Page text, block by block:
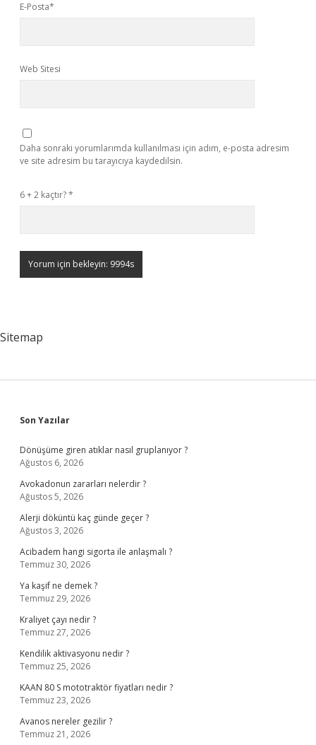
E-Posta*
Web Sitesi
Daha sonraki yorumlarımda kullanılması için adım, e-posta adresim
ve site adresim bu tarayıcıya kaydedilsin.
6 + 2 kaçtır?*
Sitemap
Sidebar
Son Yazılar
Dönüşüme giren atıklar nasıl gruplanıyor ?
Ağustos 6, 2026
Avokadonun zararları nelerdir ?
Ağustos 5, 2026
Alerji döküntü kaç günde geçer ?
Ağustos 3, 2026
Acibadem hangi sigorta ile anlaşmalı ?
Temmuz 30, 2026
Ya kaşif ne demek ?
Temmuz 29, 2026
Kraliyet çayı nedir ?
Temmuz 27, 2026
Kendilik aktivasyonu nedir ?
Temmuz 25, 2026
KAAN 80 S mototraktör fiyatları nedir ?
Temmuz 23, 2026
Avanos nereler gezilir ?
Temmuz 21, 2026